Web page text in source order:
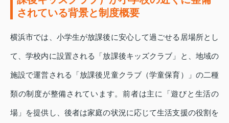
されている背景と制度概要
横浜市では、小学生が放課後に安心して過ごせる居場所とし
て、学校内に設置される「放課後キッズクラブ」と、地域の
施設で運営される「放課後児童クラブ（学童保育）」の二種
類の制度が整備されています。前者は主に「遊びと生活の
場」を提供し、後者は家庭の状況に応じて生活支援の役割を